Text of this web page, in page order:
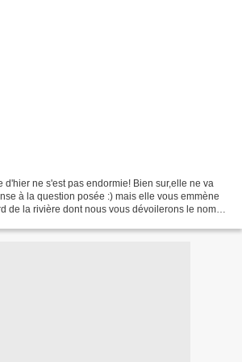
d'hier ne s'est pas endormie! Bien sur,elle ne va
à la question posée :) mais elle vous emmène
de la rivière dont nous vous dévoilerons le nom